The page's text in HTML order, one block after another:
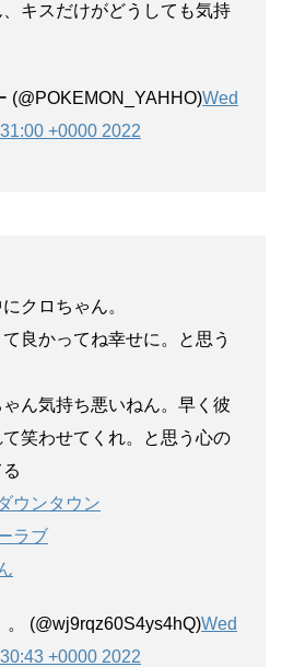
、キスだけがどうしても気持
(@POKEMON_YAHHO)Wed
+0000 2022
クロちゃん。
良かってね幸せに。と思う
ん気持ち悪いねん。早く彼
笑わせてくれ。と思う心の
ウンタウン
ラブ
(@wj9rqz60S4ys4hQ)Wed
+0000 2022